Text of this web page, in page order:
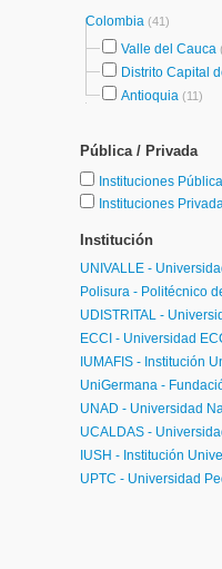
Colombia (41)
Valle del Cauca
Distrito Capital
Antioquia (11)
Pública / Privada
Instituciones
Instituciones
Institución
UNIVALLE -
ECCI - Universidad